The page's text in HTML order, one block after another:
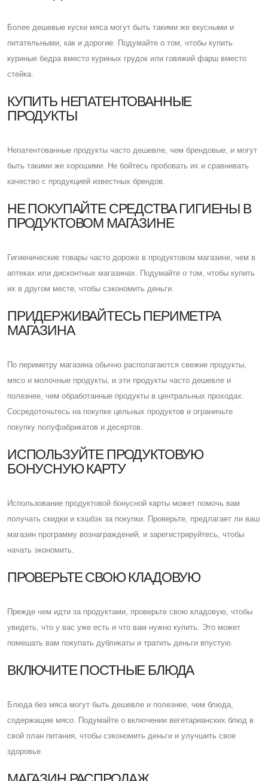
Более дешевые куски мяса могут быть такими же вкусными и
питательными, как и дорогие. Подумайте о том, чтобы купить
куриные бедра вместо куриных грудок или говяжий фарш вместо
стейка.
КУПИТЬ НЕПАТЕНТОВАННЫЕ
ПРОДУКТЫ
Непатентованные продукты часто дешевле, чем брендовые, и могут
быть такими же хорошими. Не бойтесь пробовать их и сравнивать
качество с продукцией известных брендов.
НЕ ПОКУПАЙТЕ СРЕДСТВА ГИГИЕНЫ В
ПРОДУКТОВОМ МАГАЗИНЕ
Гигиенические товары часто дороже в продуктовом магазине, чем в
аптеках или дисконтных магазинах. Подумайте о том, чтобы купить
их в другом месте, чтобы сэкономить деньги.
ПРИДЕРЖИВАЙТЕСЬ ПЕРИМЕТРА
МАГАЗИНА
По периметру магазина обычно располагаются свежие продукты,
мясо и молочные продукты, и эти продукты часто дешевле и
полезнее, чем обработанные продукты в центральных проходах.
Cосредоточьтесь на покупке цельных продуктов и ограничьте
покупку полуфабрикатов и десертов.
ИСПОЛЬЗУЙТЕ ПРОДУКТОВУЮ
БОНУСНУЮ КАРТУ
Использование продуктовой бонусной карты может помочь вам
получать скидки и кэшбэк за покупки. Проверьте, предлагает ли ваш
магазин программу вознаграждений, и зарегистрируйтесь, чтобы
начать экономить.
ПРОВЕРЬТЕ СВОЮ КЛАДОВУЮ
Прежде чем идти за продуктами, проверьте свою кладовую, чтобы
увидеть, что у вас уже есть и что вам нужно купить. Это может
помешать вам покупать дубликаты и тратить деньги впустую.
ВКЛЮЧИТЕ ПОСТНЫЕ БЛЮДА
Блюда без мяса могут быть дешевле и полезнее, чем блюда,
содержащие мясо. Подумайте о включении вегетарианских блюд в
свой план питания, чтобы сэкономить деньги и улучшить свое
здоровье.